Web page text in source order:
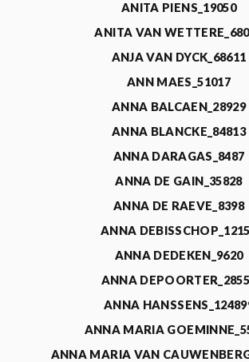
ANITA PIENS_19050
ANITA VAN
ANJA VAN DYCK_68611
ANN MAES_51017
ANNA BALCAEN_28929
ANNA BLANCKE_84813
ANNA DARAGAS_8487
ANNA DE GAIN_35828
ANNA DE RAEVE_8398
ANNA
ANNA DEDEKEN_9620
ANNA
ANNA
ANNA MARIA
ANNA MARIA VAN